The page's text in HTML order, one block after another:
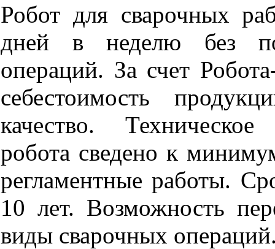
Робот для сварочных
дней в неделю без
операций. За счет
себестоимость
качество.
робота сведено к
регламентные работы.
10 лет. Возможность
виды сварочных